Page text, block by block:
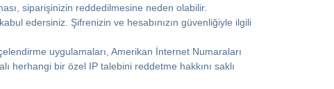
siparişinizin reddedilmesine neden olabilir.
edersiniz. Şifrenizin ve hesabınızın güvenliğiyle ilgili
uygulamaları, Amerikan İnternet Numaraları
herhangi bir özel IP talebini reddetme hakkını saklı